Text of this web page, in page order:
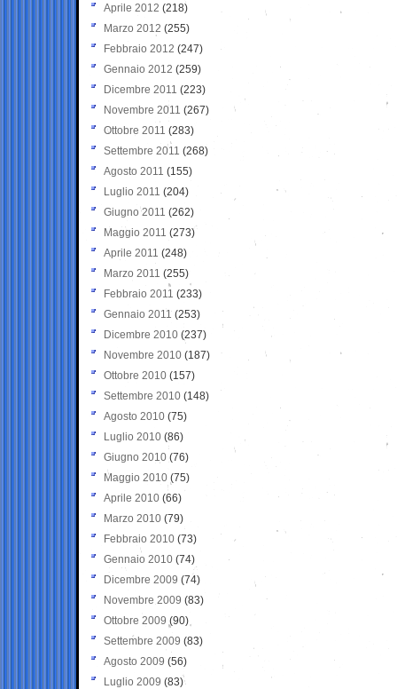
Aprile 2012 (218)
Marzo 2012 (255)
Febbraio 2012 (247)
Gennaio 2012 (259)
Dicembre 2011 (223)
Novembre 2011 (267)
Ottobre 2011 (283)
Settembre 2011 (268)
Agosto 2011 (155)
Luglio 2011 (204)
Giugno 2011 (262)
Maggio 2011 (273)
Aprile 2011 (248)
Marzo 2011 (255)
Febbraio 2011 (233)
Gennaio 2011 (253)
Dicembre 2010 (237)
Novembre 2010 (187)
Ottobre 2010 (157)
Settembre 2010 (148)
Agosto 2010 (75)
Luglio 2010 (86)
Giugno 2010 (76)
Maggio 2010 (75)
Aprile 2010 (66)
Marzo 2010 (79)
Febbraio 2010 (73)
Gennaio 2010 (74)
Dicembre 2009 (74)
Novembre 2009 (83)
Ottobre 2009 (90)
Settembre 2009 (83)
Agosto 2009 (56)
Luglio 2009 (83)